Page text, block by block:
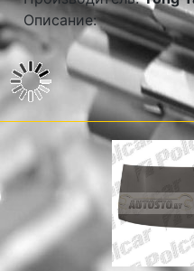
Описание: